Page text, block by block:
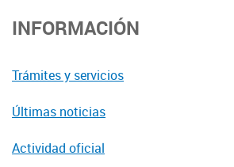
INFORMACIÓN
Trámites y servicios
Últimas noticias
Actividad oficial